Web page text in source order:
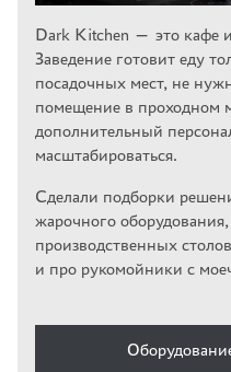
Dark Kitchen — это кафе
Заведение готовит еду
посадочных мест, не
помещение в проходном
дополнительный
масштабироваться.
Сделали подборки
жарочного
производственных
и про рукомойники с